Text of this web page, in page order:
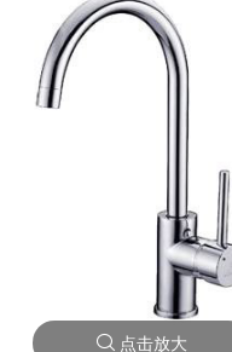
点击放大